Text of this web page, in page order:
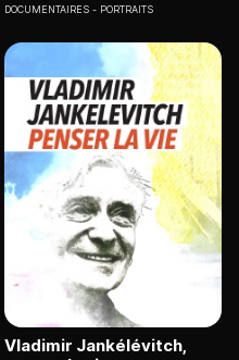
DOCUMENTAIRES PORTRAITS
Vladimir Jankélévitch,